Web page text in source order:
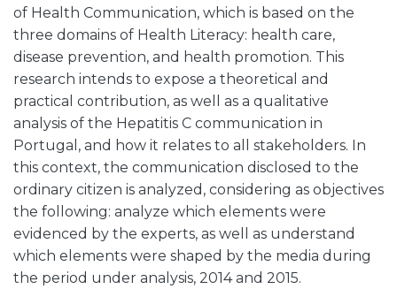
of Health Communication, which is based on the
three domains of Health Literacy: health care,
disease prevention, and health promotion. This
research intends to expose a theoretical and
practical contribution, as well as a qualitative
analysis of the Hepatitis C communication in
Portugal, and how it relates to all stakeholders. In
this context, the communication disclosed to the
ordinary citizen is analyzed, considering as objectives
the following: analyze which elements were
evidenced by the experts, as well as understand
which elements were shaped by the media during
the period under analysis, 2014 and 2015.